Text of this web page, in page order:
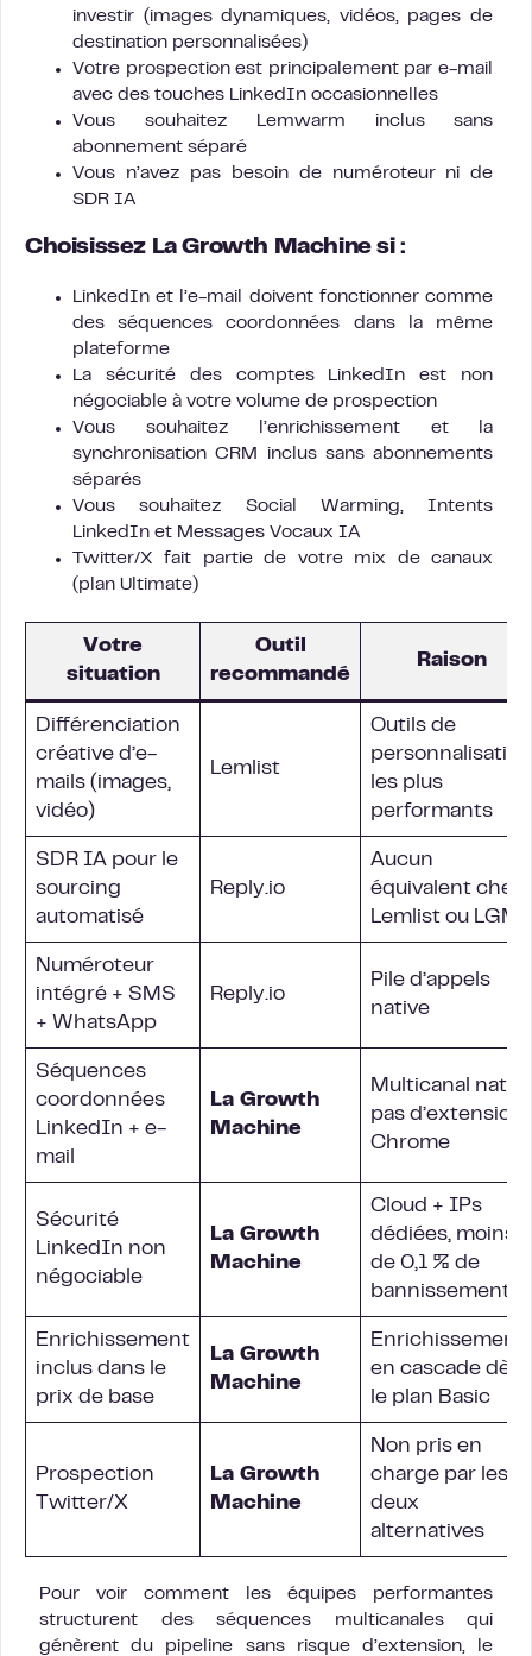
investir (images dynamiques, vidéos, pages de
destination personnalisées)
Votre prospection est principalement par e-mail
avec des touches LinkedIn occasionnelles
Vous souhaitez Lemwarm inclus sans
abonnement séparé
Vous n’avez pas besoin de numéroteur ni de
SDR IA
Choisissez La Growth Machine si :
LinkedIn et l’e-mail doivent fonctionner comme
des séquences coordonnées dans la même
plateforme
La sécurité des comptes LinkedIn est non
négociable à votre volume de prospection
Vous souhaitez l’enrichissement et la
synchronisation CRM inclus sans abonnements
séparés
Vous souhaitez Social Warming, Intents
LinkedIn et Messages Vocaux IA
Twitter/X fait partie de votre mix de canaux
(plan Ultimate)
Votre
situation
Outil
recommandé
Raison
Différenciation
créative d’e-
mails (images,
vidéo)
Lemlist
Outils de
personnalisation
les plus
performants
SDR IA pour le
sourcing
automatisé
Reply.io
Aucun
équivalent chez
Lemlist ou LGM
Numéroteur
intégré + SMS
+ WhatsApp
Reply.io
Pile d’appels
native
Séquences
coordonnées
LinkedIn + e-
mail
La Growth
Machine
Multicanal natif,
pas d’extension
Chrome
Sécurité
LinkedIn non
négociable
La Growth
Machine
Cloud + IPs
dédiées, moins
de 0,1 % de
bannissement
Enrichissement
inclus dans le
prix de base
La Growth
Machine
Enrichissement
en cascade dès
le plan Basic
Prospection
Twitter/X
La Growth
Machine
Non pris en
charge par les
deux
alternatives
Pour voir comment les équipes performantes
structurent des séquences multicanales qui
génèrent du pipeline sans risque d’extension, le